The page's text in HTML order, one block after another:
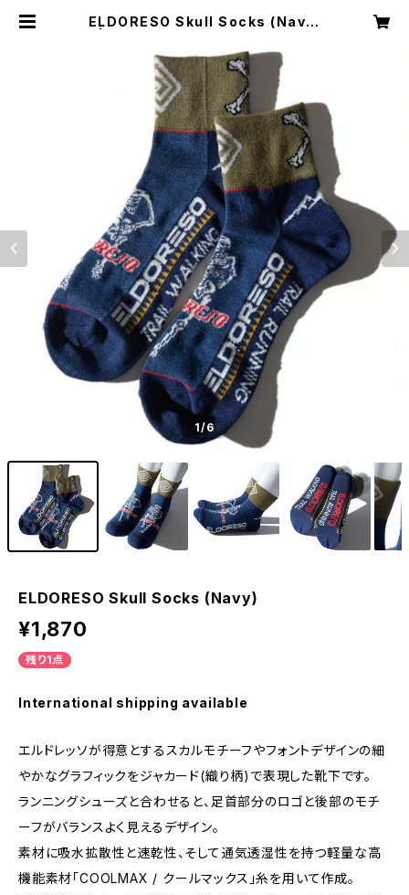
ELDORESO Skull Socks (Navy)
1/6
ELDORESO Skull Socks (Navy)
¥1,870
残り1点
International shipping available
エルドレッソが得意とするスカルモチーフやフォントデザインの細
やかなグラフィックをジャカード(織り柄)で表現した靴下です。
ランニングシューズと合わせると、足首部分のロゴと後部のモチ
ーフがバランスよく見えるデザイン。
素材に吸水拡散性と速乾性、そして通気透湿性を持つ軽量な高
機能素材「COOLMAX / クールマックス」糸を用いて作成。